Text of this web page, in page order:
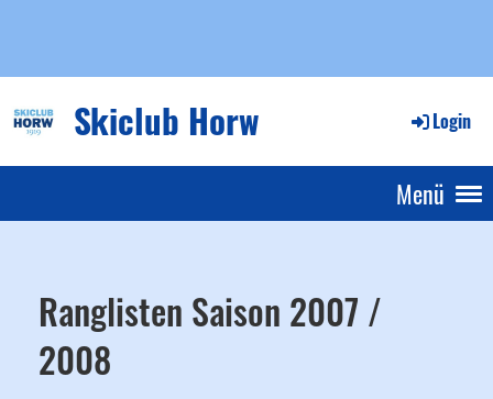
Skiclub Horw Login
Menü
Ranglisten Saison 2007 /
2008